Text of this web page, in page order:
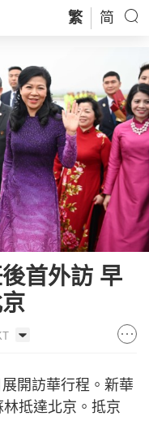
繁 简
首外訪 早
開訪華行程。新華
抵達北京。抵京